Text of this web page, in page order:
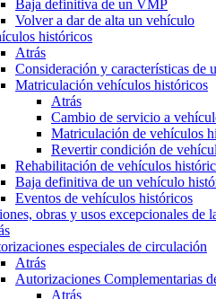
Baja definitiva de un VMP
Volver a dar de alta un vehículo
históricos
Atrás
Consideración y características de
Matriculación vehículos históricos
Atrás
Cambio de servicio a
Matriculación de vehículos
Revertir condición de
Rehabilitación de vehículos
Baja definitiva de un vehículo
Eventos de vehículos históricos
obras y usos excepcionales de
especiales de circulación
Atrás
Autorizaciones Complementarias
Atrás